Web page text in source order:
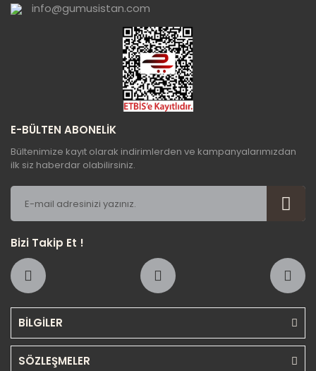
Gönder
info@gumusistan.com
BİLGİLER
SÖZLEŞMELER
E-BÜLTEN ABONELİK
Bültenimize kayıt olarak indirimlerden ve kampanyalarımızdan
ilk siz haberdar olabilirsiniz.
Bizi Takip Et !